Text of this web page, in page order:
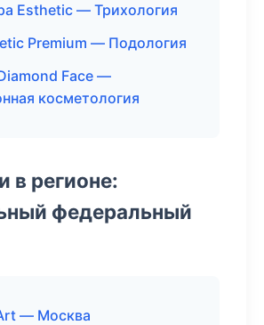
Esthetic — Трихология
Premium — Подология
Face —
косметология
в регионе:
федеральный
— Москва